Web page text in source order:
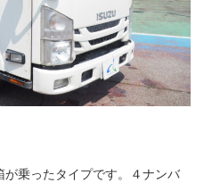
乗ったタイプです。４ナンバ